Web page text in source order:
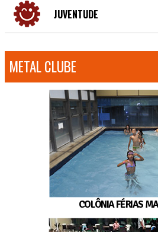
JUVENTUDE
METAL CLUBE
COLÔNIA FÉRIAS